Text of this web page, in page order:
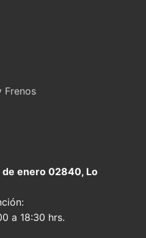
Frenos
de enero 02840, Lo
a 18:30 hrs.